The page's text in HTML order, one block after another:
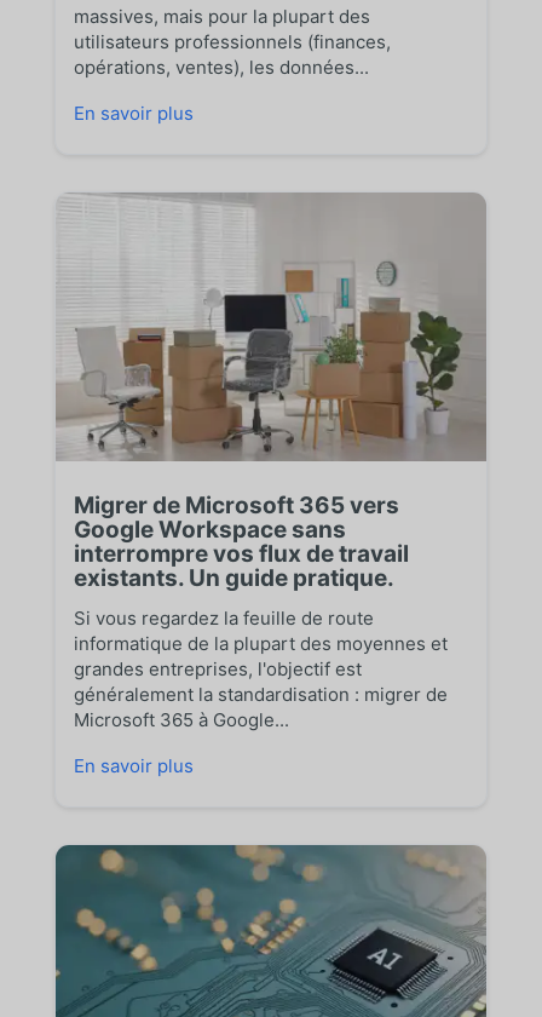
massives, mais pour la plupart des
utilisateurs professionnels (finances,
opérations, ventes), les données...
En savoir plus
Migrer de Microsoft 365 vers
Google Workspace sans
interrompre vos flux de travail
existants. Un guide pratique.
Si vous regardez la feuille de route
informatique de la plupart des moyennes et
grandes entreprises, l'objectif est
généralement la standardisation : migrer de
Microsoft 365 à Google...
En savoir plus